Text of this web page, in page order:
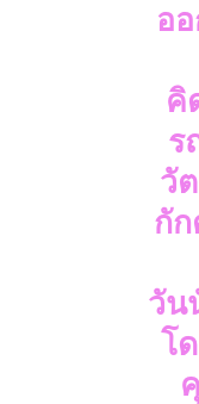
อ
คิ
ร
วั
กั
วัน
โ